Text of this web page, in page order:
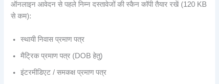
ऑनलाइन आवेदन से पहले निम्न दस्तावेजों की स्कैन कॉपी तैयार रखें (120 KB
से कम):
स्थायी निवास प्रमाण पत्र
मैट्रिक प्रमाण पत्र (DOB हेतु)
इंटरमीडिएट / समकक्ष प्रमाण पत्र